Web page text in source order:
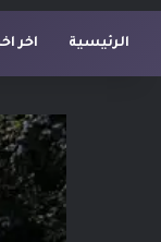
الرئيسية اخر